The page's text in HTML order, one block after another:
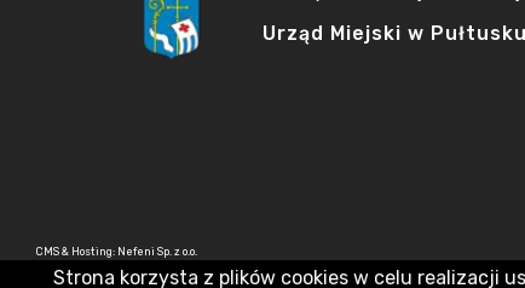
Urząd Miejski w Pułtusku
CMS & Hosting: Nefeni Sp. z o.o.
Strona korzysta z plików cookies w celu realizacji